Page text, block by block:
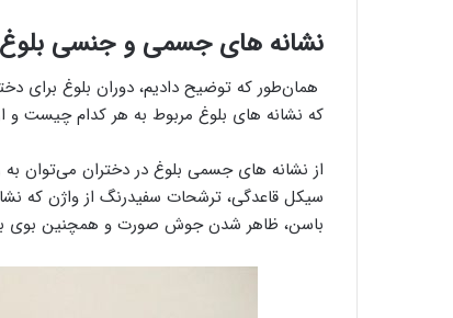
نشانه های جسمی و جنسی بلوغ
همان‌طور که توضیح دادیم، دوران بلوغ برای
که نشانه های بلوغ مربوط به هر کدام چیست و
از نشانه های جسمی بلوغ در دختران می‌توان به
سیکل قاعدگی، ترشحات سفیدرنگ از واژن که
باسن، ظاهر شدن جوش صورت و همچنین بوی